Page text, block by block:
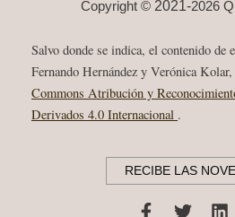
Copyright © 2021-2026
Salvo donde se indica, el contenido de
Fernando Hernández y Verónica
Commons Atribución y
Derivados 4.0 Internacional .
RECIBE LAS